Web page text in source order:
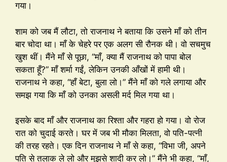
गया।
शाम को जब मैं लौटा, तो राजनाथ ने बताया कि उसने माँ को तीन
बार चोदा था। माँ के चेहरे पर एक अलग सी रौनक थी। वो सचमुच
खुश थीं। मैंने माँ से पूछा, “माँ, क्या मैं राजनाथ को पापा बोल
सकता हूँ?” माँ शर्मा गईं, लेकिन उनकी आँखों में हामी थी।
राजनाथ ने कहा, “हाँ बेटा, बुला लो।” मैंने माँ को गले लगाया और
समझ गया कि माँ को उनका असली मर्द मिल गया था।
इसके बाद माँ और राजनाथ का रिश्ता और गहरा हो गया। वो रोज
रात को चुदाई करते। घर में जब भी मौका मिलता, वो पति-पत्नी
की तरह रहते। एक दिन राजनाथ ने माँ से कहा, “विभा जी, अपने
पति से तलाक ले लो और मुझसे शादी कर लो।” मैंने भी कहा, “माँ,